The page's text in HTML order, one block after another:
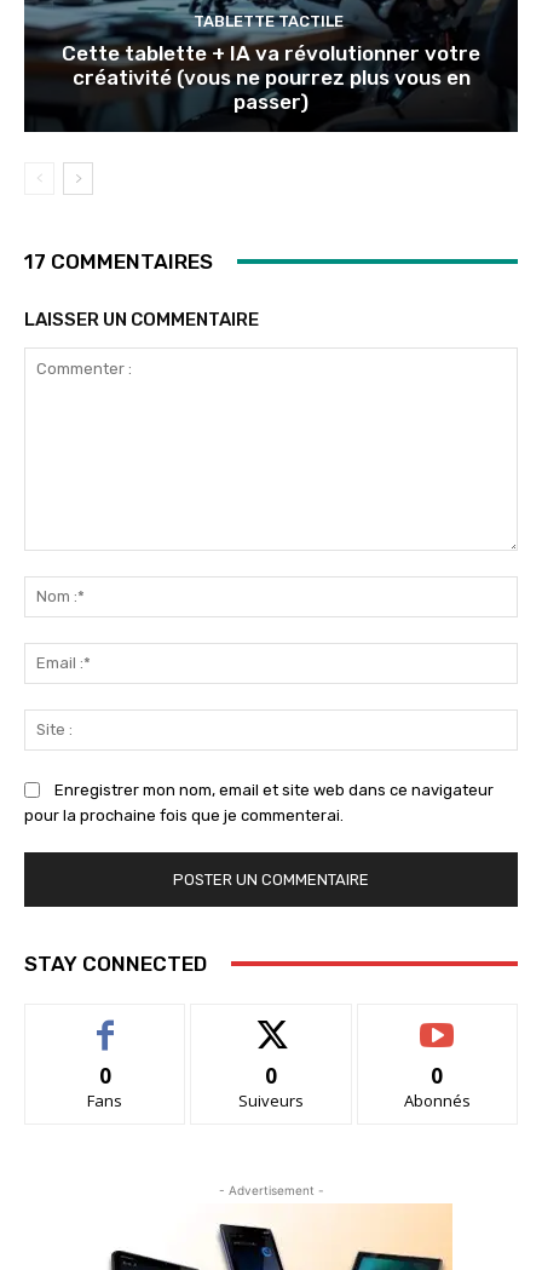
TABLETTE TACTILE
Cette tablette + IA va révolutionner votre
créativité (vous ne pourrez plus vous en
passer)
17 COMMENTAIRES
LAISSER UN COMMENTAIRE
:*
:*
:
Enregistrer mon nom, email et site web dans ce navigateur
pour la prochaine fois que je commenterai.
STAY CONNECTED
0
Fans
0
Suiveurs
0
Abonnés
- Advertisement -